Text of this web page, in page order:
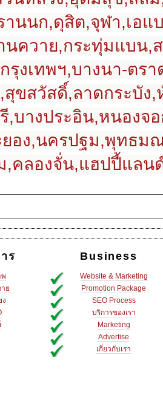
านนก,ดุสิต,จุฬา,เ
นควาย,กระทุ่มแบน,
รุงเทพฯ,บางนา-ตรา
สุขสวัสดิ์,ลาดกระบั
รี,บางประอิน,ห
อง,นครปฐม,พุทธม
,คลองจั่น,แฮปปี้แล
ร
ย
ง
Business
Website & Marketing
Promotion Package
SEO Process
บริการของเรา
Marketing
Advertise
เกี่ยวกับเรา